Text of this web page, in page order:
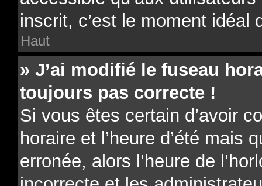
inscrit, c’est le moment idéal
Haut
» J’ai modifié le fuseau
toujours pas correcte !
Si vous êtes certain d’avoir
horaire et l’heure d’été mais
erronée, alors l’heure de